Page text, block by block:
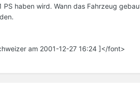
haben wird. Wann das Fahrzeug
am 2001-12-27 16:24 ]</font>